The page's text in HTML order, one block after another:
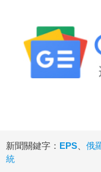
新聞關鍵字： EPS 俄
統